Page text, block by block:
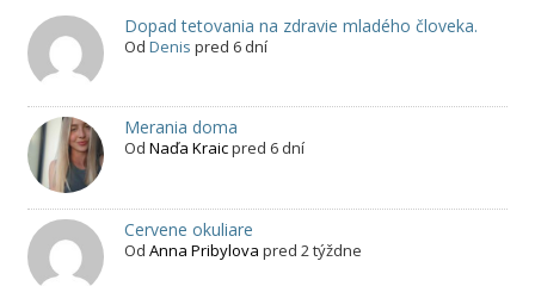
Dopad tetovania na zdravie mladého človeka.
Od Denis pred 6 dní
Merania doma
Od Naďa Kraicpred 6 dní
Cervene okuliare
Od Anna Pribylova pred 2 týždne